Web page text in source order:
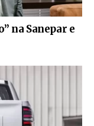
na Sanepar e